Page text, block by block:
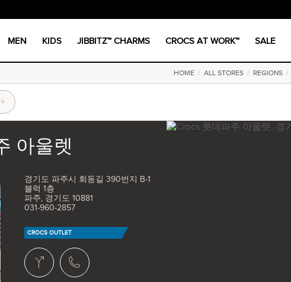
MEN KIDS JIBBITZ™ CHARMS CROCS AT WORK™ SALE
HOME/ ALL STORES/ REGIONS/
아울렛
경기도 파주시 회동길 390번지 B-1
블럭 1층
파주, 경기도 10881
031-960-2857
CROCS OUTLET